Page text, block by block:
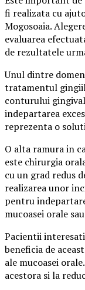
fi realizata cu
Mogosoaia.
evaluarea
de rezultatele
Unul dintre
tratamentul
conturului
indepartarea
reprezenta o
O alta ramura in
este chirurgia
cu un grad redus
realizarea unor
pentru
mucoasei orale
Pacientii
beneficia de
ale mucoasei
acestora si la